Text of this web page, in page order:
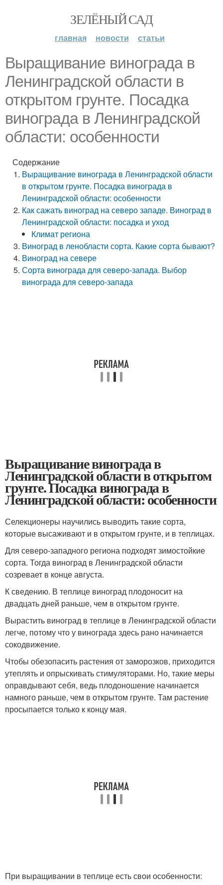
ЗЕЛЁНЫЙ САД
главная новости статьи
Выращивание винограда в
Ленинградской области в
открытом грунте. Посадка
винограда в Ленинградской
области: особенности
Содержание
Выращивание винограда в Ленинградской области
в открытом грунте. Посадка винограда в
Ленинградской области: особенности
Как сажать виноград на северо западе. Виноград в
Ленинградской области: посадка и уход
Климат региона
Виноград в ленобласти сорта. Какие сорта бывают?
Виноград на севере
Сорта винограда для северо-запада. Выбор
винограда для северо-запада
Выращивание винограда в
Ленинградской области в открытом
грунте. Посадка винограда в
Ленинградской области: особенности
Селекционеры научились выводить такие сорта,
которые высаживают и в открытом грунте, и в теплицах.
Для северо-западного региона подходят зимостойкие
сорта. Тогда виноград в Ленинградской области
созревает в конце августа.
К сведению. В теплице виноград плодоносит на
двадцать дней раньше, чем в открытом грунте.
Вырастить виноград в теплице в Ленинградской области
легче, потому что у винограда здесь рано начинается
сокодвижение.
Чтобы обезопасить растения от заморозков, приходится
утеплять и опрыскивать стимуляторами. Но, такие меры
оправдывают себя, ведь плодоношение начинается
намного раньше, чем в открытом грунте. Там растение
просыпается только к концу мая.
При выращивании в теплице есть свои особенности: